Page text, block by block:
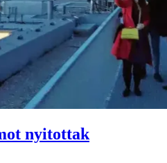
nyitottak